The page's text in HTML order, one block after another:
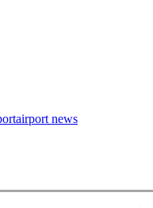
airport news